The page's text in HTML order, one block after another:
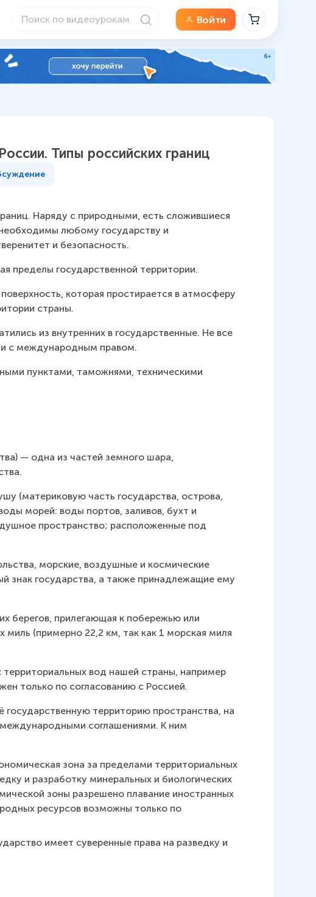
Войти
Типы российских границ
Наряду с природными, есть сложившиеся
любому государству и
и безопасность.
пределы государственной территории.
которая простирается в атмосферу
страны.
из внутренних в государственные. Не все
с международным правом.
пунктами, таможнями, техническими
— одна из частей земного шара,
(материковую часть государства, острова,
морей: воды портов, заливов, бухт и
пространство; расположенные под
морские, воздушные и космические
знак государства, а также принадлежащие ему
берегов, прилегающая к побережью или
(примерно 22,2 км, так как 1 морская миля
вод нашей страны, например
только по согласованию с Россией.
территорию пространства, на
соглашениями. К ним
зона за пределами территориальных
и разработку минеральных и биологических
зоны разрешено плавание иностранных
ресурсов возможны только по
имеет суверенные права на разведку и